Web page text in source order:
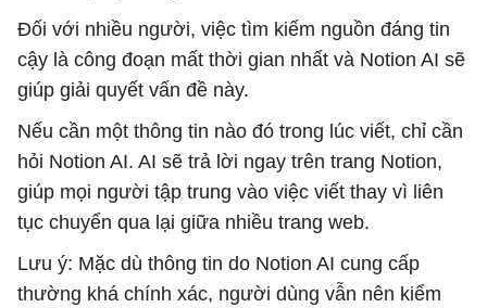
Đối với nhiều người, việc tìm kiếm nguồn đáng tin
cậy là công đoạn mất thời gian nhất và Notion AI sẽ
giúp giải quyết vấn đề này.
Nếu cần một thông tin nào đó trong lúc viết, chỉ cần
hỏi Notion AI. AI sẽ trả lời ngay trên trang Notion,
giúp mọi người tập trung vào việc viết thay vì liên
tục chuyển qua lại giữa nhiều trang web.
Lưu ý: Mặc dù thông tin do Notion AI cung cấp
thường khá chính xác, người dùng vẫn nên kiểm